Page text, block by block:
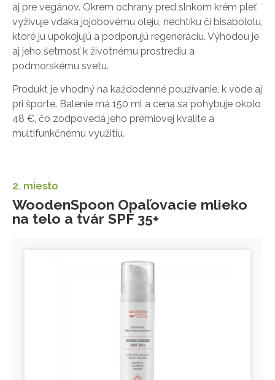
aj pre vegánov. Okrem ochrany pred slnkom krém pleť
vyživuje vďaka jojobovému oleju, nechtíku či bisabololu,
ktoré ju upokojujú a podporujú regeneráciu. Výhodou je
aj jeho šetrnosť k životnému prostrediu a
podmorskému svetu.
Produkt je vhodný na každodenné používanie, k vode aj
pri športe. Balenie má 150 ml a cena sa pohybuje okolo
48 €, čo zodpovedá jeho prémiovej kvalite a
multifunkčnému využitiu.
2. miesto
WoodenSpoon Opaľovacie mlieko
na telo a tvár SPF 35+